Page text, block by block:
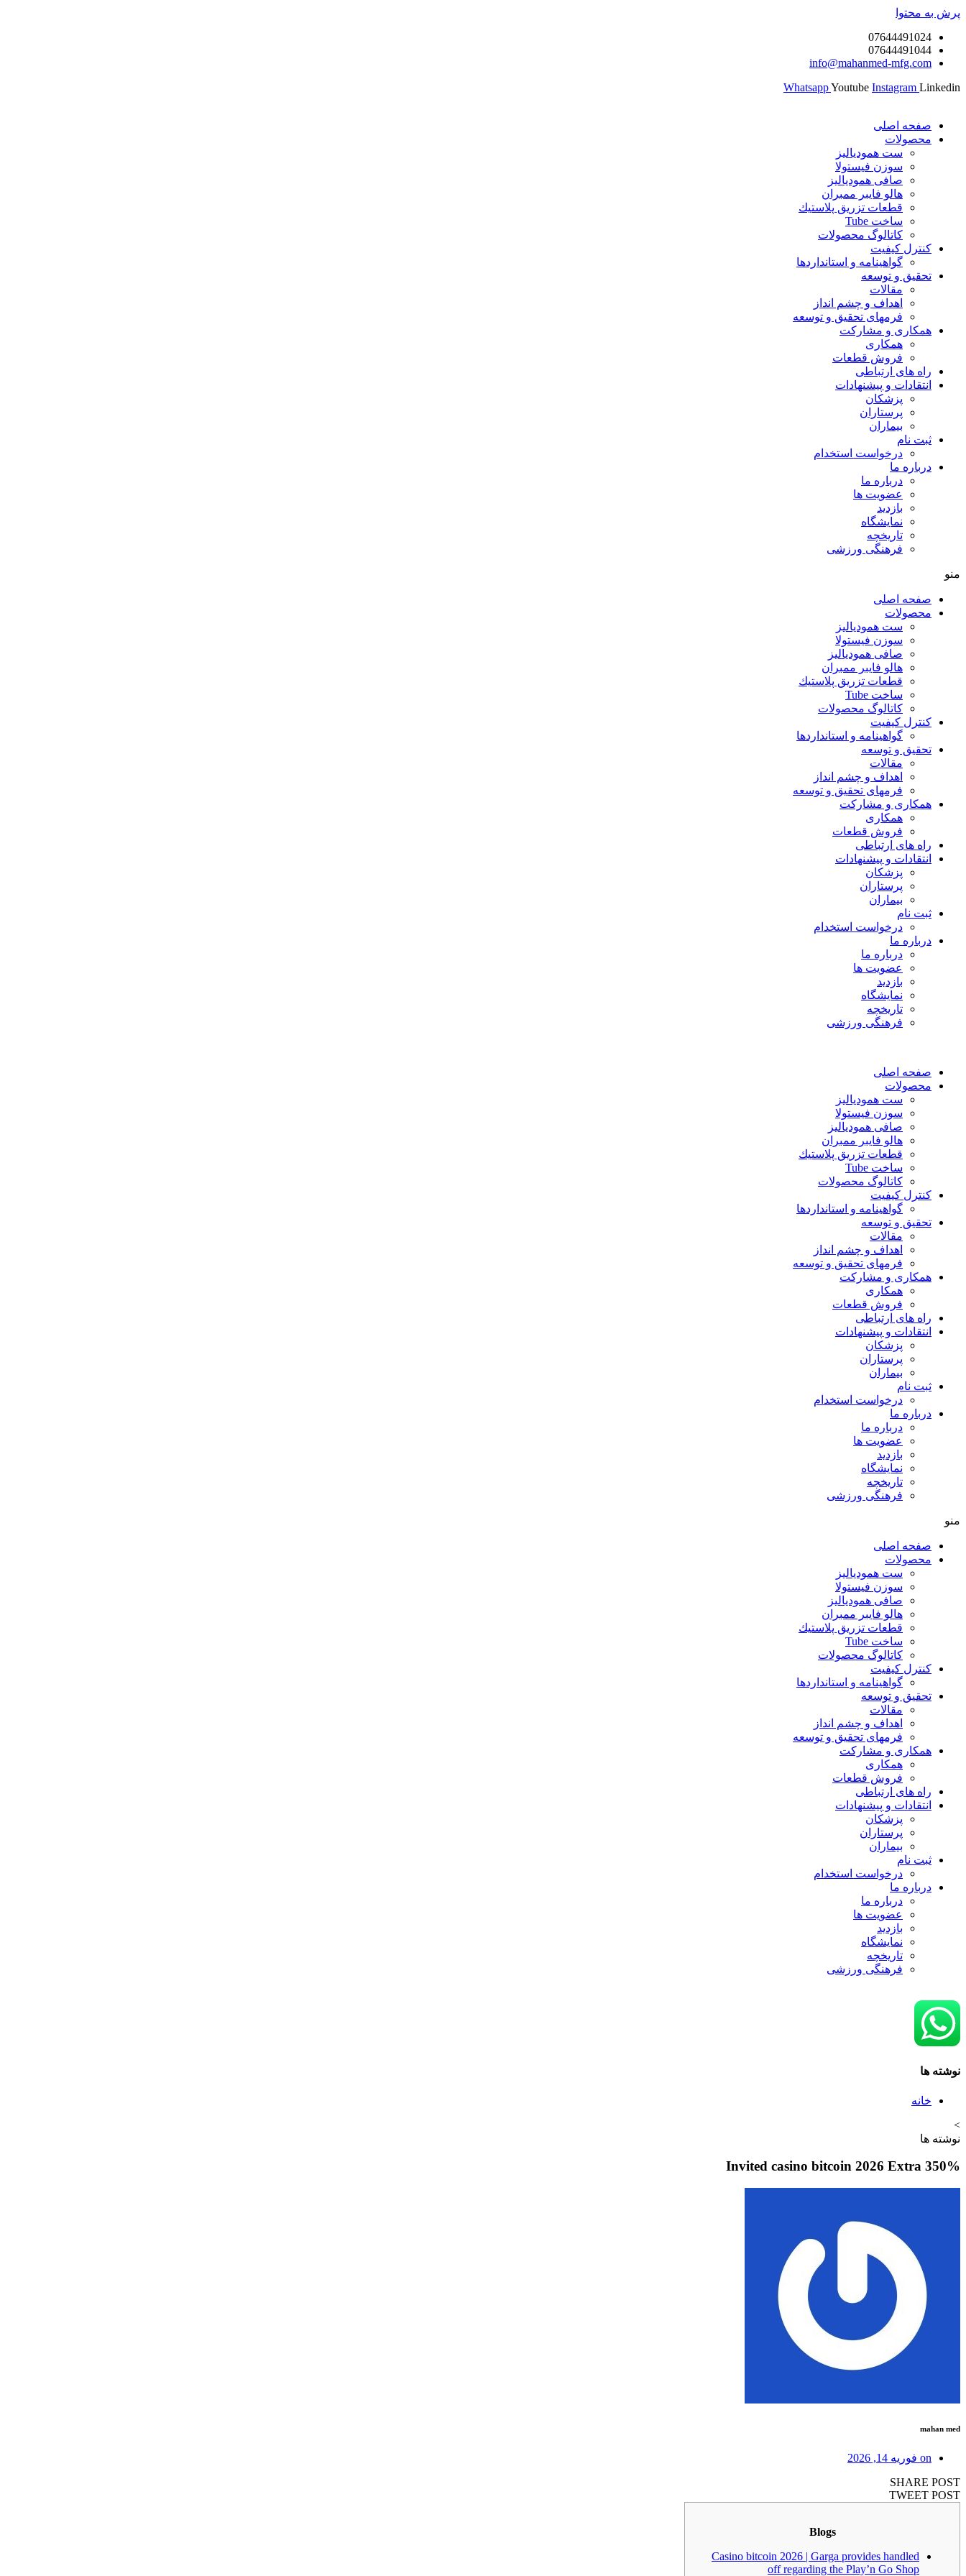
پرش به محتوا
07644491024
07644491044
info@mahanmed-mfg.com
WhatsappYoutube Instagram Linkedin
صفحه اصلی
محصولات
ست همودیالیز
سوزن فیستولا
صافی همودیالیز
هالو فایبر ممبران
قطعات تزريق پلاستيك
ساخت Tube
کاتالوگ محصولات
کنترل کیفیت
گواهينامه و استانداردها
تحقيق و توسعه
مقالات
اهداف و چشم انداز
فرمهای تحقیق و توسعه
همکاری و مشارکت
همکاری
فروش قطعات
راه های ارتباطی
انتقادات و پيشنهادات
پزشكان
پرستاران
بيماران
ثبت نام
درخواست استخدام
درباره ما
درباره ما
عضویت ها
بازدید
نمایشگاه
تاريخچه
فرهنگی ورزشی
منو
صفحه اصلی
محصولات
ست همودیالیز
سوزن فیستولا
صافی همودیالیز
هالو فایبر ممبران
قطعات تزريق پلاستيك
ساخت Tube
کاتالوگ محصولات
کنترل کیفیت
گواهينامه و استانداردها
تحقيق و توسعه
مقالات
اهداف و چشم انداز
فرمهای تحقیق و توسعه
همکاری و مشارکت
همکاری
فروش قطعات
راه های ارتباطی
انتقادات و پيشنهادات
پزشكان
پرستاران
بيماران
ثبت نام
درخواست استخدام
درباره ما
درباره ما
عضویت ها
بازدید
نمایشگاه
تاريخچه
فرهنگی ورزشی
صفحه اصلی
محصولات
ست همودیالیز
سوزن فیستولا
صافی همودیالیز
هالو فایبر ممبران
قطعات تزريق پلاستيك
ساخت Tube
کاتالوگ محصولات
کنترل کیفیت
گواهينامه و استانداردها
تحقيق و توسعه
مقالات
اهداف و چشم انداز
فرمهای تحقیق و توسعه
همکاری و مشارکت
همکاری
فروش قطعات
راه های ارتباطی
انتقادات و پيشنهادات
پزشكان
پرستاران
بيماران
ثبت نام
درخواست استخدام
درباره ما
درباره ما
عضویت ها
بازدید
نمایشگاه
تاريخچه
فرهنگی ورزشی
منو
صفحه اصلی
محصولات
ست همودیالیز
سوزن فیستولا
صافی همودیالیز
هالو فایبر ممبران
قطعات تزريق پلاستيك
ساخت Tube
کاتالوگ محصولات
کنترل کیفیت
گواهينامه و استانداردها
تحقيق و توسعه
مقالات
اهداف و چشم انداز
فرمهای تحقیق و توسعه
همکاری و مشارکت
همکاری
فروش قطعات
راه های ارتباطی
انتقادات و پيشنهادات
پزشكان
پرستاران
بيماران
ثبت نام
درخواست استخدام
درباره ما
درباره ما
عضویت ها
بازدید
نمایشگاه
تاريخچه
فرهنگی ورزشی
نوشته ها
خانه
>
نوشته ها
350% Invited casino bitcoin 2026 Extra
mahan med
on فوریه 14, 2026
SHARE POST
TWEET POST
Blogs
Casino bitcoin 2026 | Garga provides handled
off regarding the Play’n Go Shop